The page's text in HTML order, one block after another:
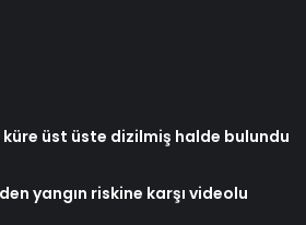
üst üste dizilmiş halde bulundu
yangın riskine karşı videolu